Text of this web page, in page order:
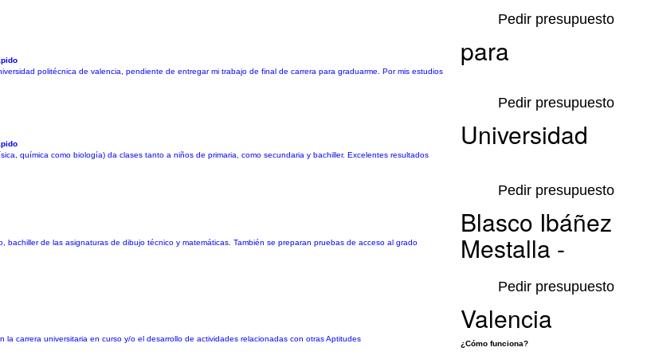
politécnica de valencia, pendiente de entregar mi trabajo de final de carrera para graduarme. Por mis estudios
Pedir presupuesto
química como biología) da clases tanto a niños de primaria, como secundaria y bachiller. Excelentes resultados
Pedir presupuesto
de las asignaturas de dibujo técnico y matemáticas. También se preparan pruebas de acceso al grado
Pedir presupuesto
carrera universitaria en curso y/o el desarrollo de actividades relacionadas con otras Aptitudes
Pedir presupuesto
para
Universidad
Blasco Ibáñez
Mestalla -
Valencia
¿Cómo funciona?